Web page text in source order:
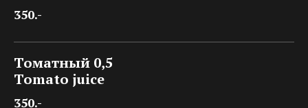
350.-
Томатный 0,5
Tomato juice
350.-